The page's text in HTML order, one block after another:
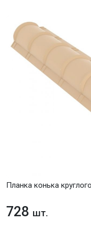
Планка конька
728 шт.